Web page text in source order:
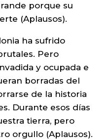
porque su
(Aplausos).
ha sufrido
Pero
y ocupada e
borradas del
de la historia
Durante esos días
tierra, pero
orgullo (Aplausos).